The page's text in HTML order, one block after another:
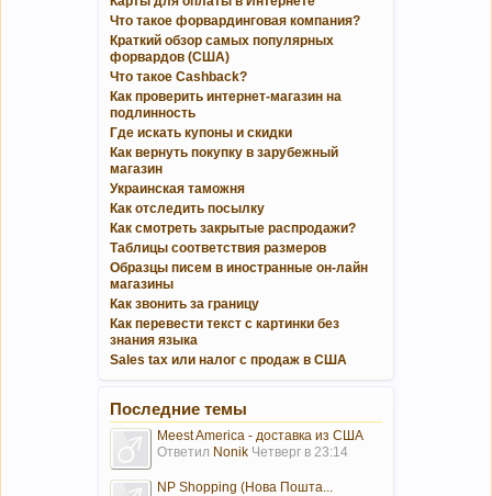
Что такое форвардинговая компания?
Краткий обзор самых популярных
форвардов (США)
Что такое Cashback?
Как проверить интернет-магазин на
подлинность
Где искать купоны и скидки
Как вернуть покупку в зарубежный
магазин
Украинская таможня
Как отследить посылку
Как смотреть закрытые распродажи?
Таблицы соответствия размеров
Образцы писем в иностранные он-лайн
магазины
Как звонить за границу
Как перевести текст с картинки без
знания языка
Sales tax или налог с продаж в США
Последние темы
Meest America - доставка из США
Ответил Nonik Четверг в 23:14
NP Shopping (Нова Пошта...